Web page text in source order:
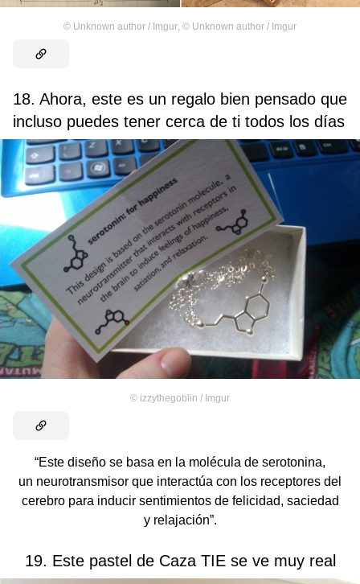
© Unknown author / Imgur © Unknown author / Imgur
18. Ahora, este es un regalo bien pensado que
incluso puedes tener cerca de ti todos los días
© izzythegoblin / Imgur
“Este diseño se basa en la molécula de serotonina,
un neurotransmisor que interactúa con los receptores del
cerebro para inducir sentimientos de felicidad, saciedad
y relajación”.
19. Este pastel de Caza TIE se ve muy real